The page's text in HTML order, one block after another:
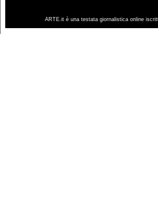
ARTE.it è una testata giornalistica online